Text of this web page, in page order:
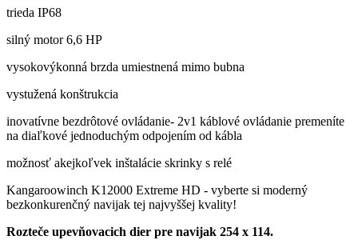
trieda IP68
silný motor 6,6 HP
vysokovýkonná brzda umiestnená mimo bubna
vystužená konštrukcia
inovatívne bezdrôtové ovládanie- 2v1 káblové ovládanie premeníte
na diaľkové jednoduchým odpojením od kábla
možnosť akejkoľvek inštalácie skrinky s relé
Kangaroowinch K12000 Extreme HD - vyberte si moderný
bezkonkurenčný navijak tej najvyššej kvality!
Rozteče upevňovacich dier pre navijak 254 x 114.